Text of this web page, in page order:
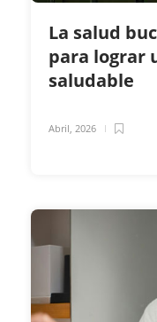
La salud
para lograr
saludable
Abril, 2026